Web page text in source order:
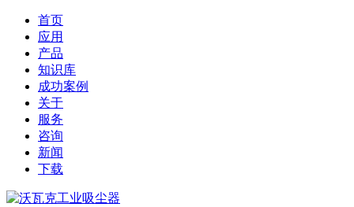
首页
应用
产品
知识库
成功案例
关于
服务
咨询
新闻
下载